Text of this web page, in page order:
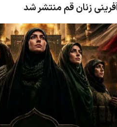
زنان قم منتشر شد